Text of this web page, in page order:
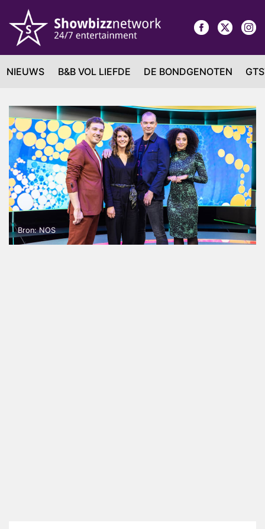
NIEUWS B&B VOL LIEFDE DE BONDGENOTEN
Bron: NOS